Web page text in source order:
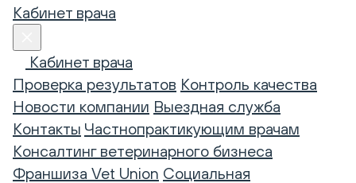
Кабинет врача
Кабинет врача
Проверка результатов Контроль качества
Новости компании Выездная служба
Контакты Частнопрактикующим врачам
Консалтинг ветеринарного бизнеса
Франшиза Vet Union Социальная